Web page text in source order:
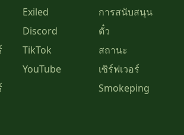
Exiled
Discord
TikTok
YouTube
การสนับสนุน
ตั๋ว
สถานะ
เซิร์ฟเวอร์
Smokeping